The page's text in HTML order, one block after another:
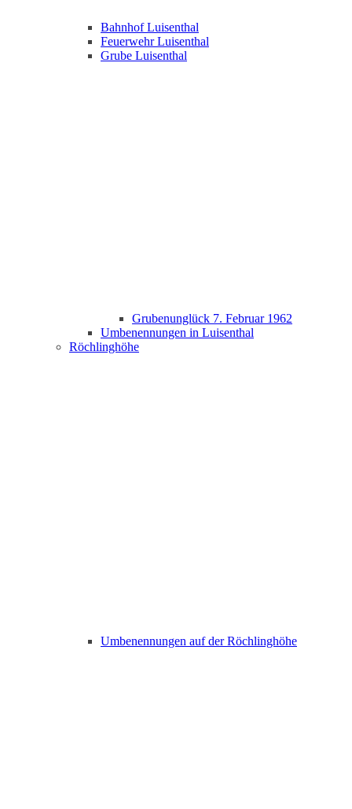
Bahnhof Luisenthal
Feuerwehr Luisenthal
Grube Luisenthal
Grubenunglück 7. Februar 1962
Umbenennungen in Luisenthal
Röchlinghöhe
Umbenennungen auf der Röchlinghöhe